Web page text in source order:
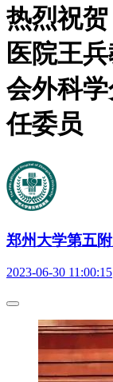
热烈祝
医院王
会外科
任委员
郑州大学第五
2023-06-30 11:00:15